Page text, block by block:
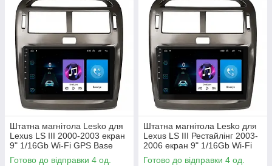
Штатна магнітола Lesko для
Lexus LS III 2000-2003 екран
9" 1/16Gb Wi-Fi GPS Base
Лексус 4 шт.
Готово до відправки 4 од.
Штатна магнітола Lesko для
Lexus LS III Рестайлінг 2003-
2006 екран 9" 1/16Gb Wi-Fi
GPS Base 4 шт.
Готово до відправки 4 од.